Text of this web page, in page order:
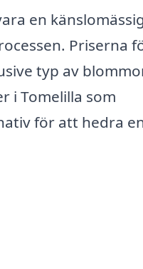
en
Priserna
typ av
i Tomelilla som
för att hedra